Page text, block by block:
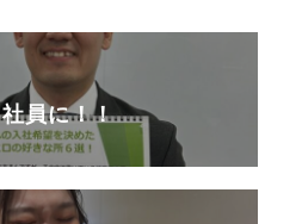
員に！！